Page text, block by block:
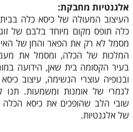
אלגנטיות מחבקת:
העיצוב המעולה של כיסא כלה
כלה תופס מקום מיוחד בלבם של
מסמל לא רק את הפאר והחן של
המלכות של הכלה, ומסמל את
בעיר הקסומה בית שאן, הידועה
ובנופיה עוצרי הנשימה, עיצוב
לגמרי של אומנות ומשמעות. תנו
שובי הלב שהופכים את כיסא
של אלגנטיות.